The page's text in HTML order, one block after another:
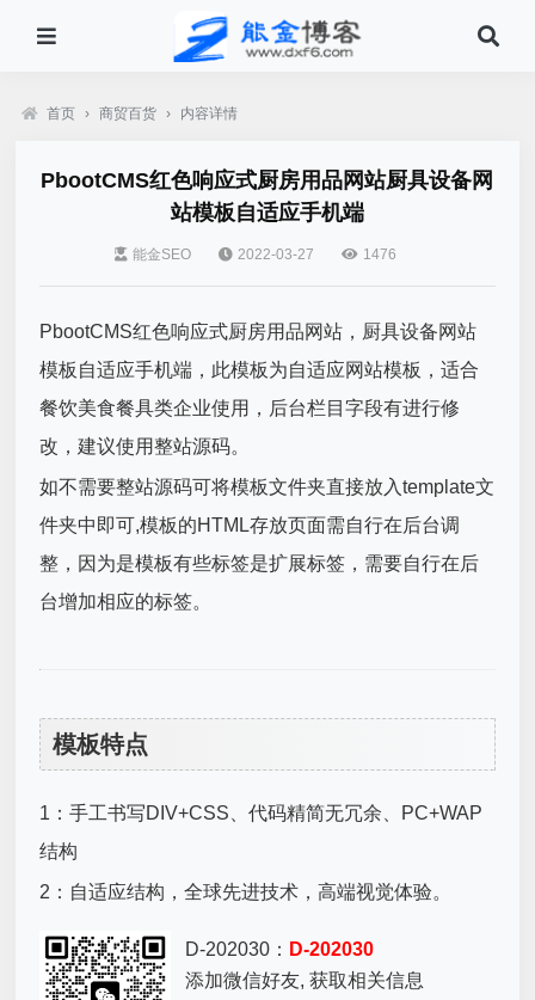
首页 › 商贸百货 › 内容详情
PbootCMS红色响应式厨房用品网站厨具设备网
站模板自适应手机端
能金SEO 2022-03-27 1476
PbootCMS红色响应式厨房用品网站，厨具设备网站
模板自适应手机端，此模板为自适应网站模板，适合
餐饮美食餐具类企业使用，后台栏目字段有进行修
改，建议使用整站源码。
如不需要整站源码可将模板文件夹直接放入template文
件夹中即可,模板的HTML存放页面需自行在后台调
整，因为是模板有些标签是扩展标签，需要自行在后
台增加相应的标签。
模板特点
1：手工书写DIV+CSS、代码精简无冗余、PC+WAP
结构
2：自适应结构，全球先进技术，高端视觉体验。
D-202030： D-202030
添加微信好友, 获取相关信息